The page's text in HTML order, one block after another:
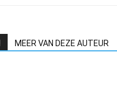
MEER VAN DEZE AUTEUR